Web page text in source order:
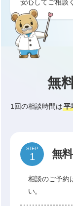
安心してご相談
無
1回の相談時間は平
STEP 無
相談のご予約
い。